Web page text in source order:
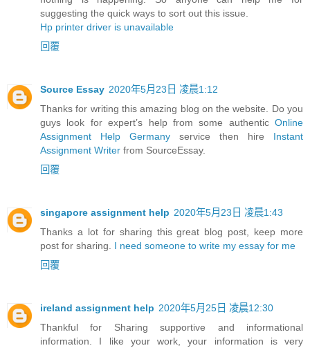
suggesting the quick ways to sort out this issue.
Hp printer driver is unavailable
回覆
Source Essay 2020年5月23日 凌晨1:12
Thanks for writing this amazing blog on the website. Do you
guys look for expert’s help from some authentic Online
Assignment Help Germany service then hire Instant
Assignment Writer from SourceEssay.
回覆
singapore assignment help 2020年5月23日 凌晨1:43
Thanks a lot for sharing this great blog post, keep more
post for sharing. I need someone to write my essay for me
回覆
ireland assignment help 2020年5月25日 凌晨12:30
Thankful for Sharing supportive and informational
information. I like your work, your information is very